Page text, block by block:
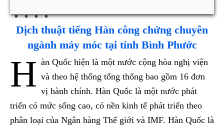
Dịch thuật tiếng Hàn công chứng chuyên
ngành máy móc tại tỉnh Bình Phước
H àn Quốc hiện là một nước cộng hòa nghị viện
và theo hệ thống tổng thống bao gồm 16 đơn
vị hành chính. Hàn Quốc là một nước phát
triển có mức sống cao, có nền kinh tế phát triển theo
phân loại của Ngân hàng Thế giới và IMF. Hàn Quốc là